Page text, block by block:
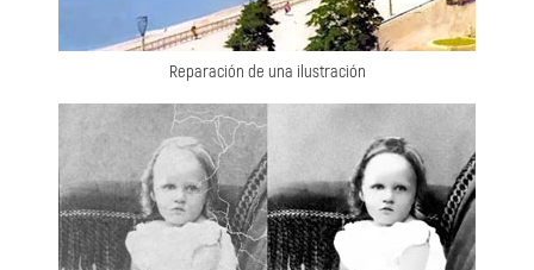
Reparación de una ilustración